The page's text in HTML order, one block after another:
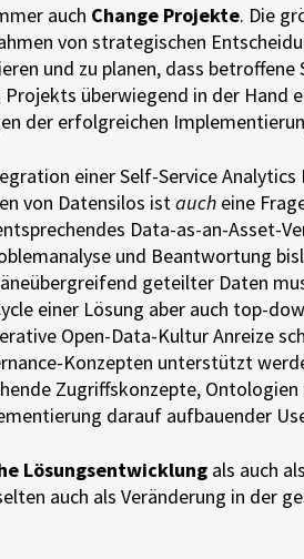
auch Change Projekte. Die
von strategischen
und zu planen, dass
überwiegend in der
der erfolgreichen
einer Self-Service
von Datensilos istauch eine
Data-as-an-Asset-
und Beantwortung
geteilter Daten
einer Lösung aber auch top-
Open-Data-Kultur Anreize
Konzepten unterstützt
Zugriffskonzepte,
darauf aufbauender
Lösungsentwicklung als auch als
auch als Veränderung in der